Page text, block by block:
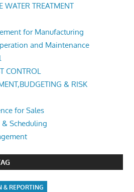
WATER TREATMENT
for Manufacturing
and Maintenance
CONTROL
& RISK
for Sales
Scheduling
& REPORTING